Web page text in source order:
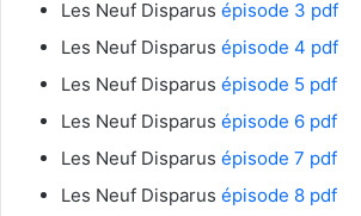
Les Neuf Disparus épisode 3 pdf
Les Neuf Disparus épisode 4 pdf
Les Neuf Disparus épisode 5 pdf
Les Neuf Disparus épisode 6 pdf
Les Neuf Disparus épisode 7 pdf
Les Neuf Disparus épisode 8 pdf